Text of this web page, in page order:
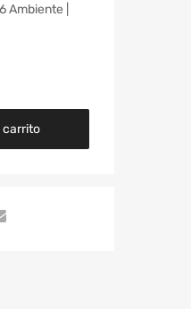
Ambiente |
carrito